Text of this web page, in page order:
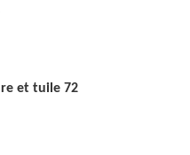
et tuile 72